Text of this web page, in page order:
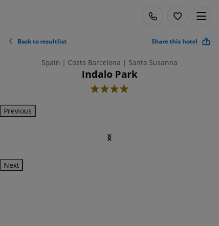
Back to resultlist Share this hotel
Spain | Costa Barcelona | Santa Susanna
Indalo Park
4
Previous
Next